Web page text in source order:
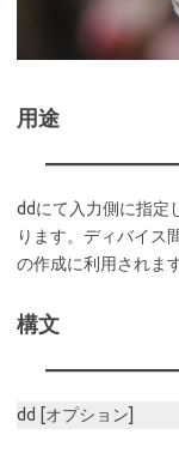
用途
ddにて入力側に指定
ります。ディバイス
の作成に利用されます
構文
dd [オプション]